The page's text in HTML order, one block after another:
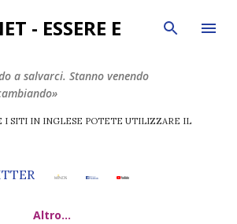
ai contenuti principali
- ESSERE E
a salvarci. Stanno venendo
I SITI IN INGLESE POTETE UTILIZZARE IL
Altro…